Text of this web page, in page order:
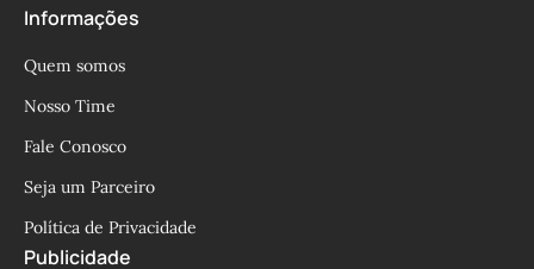
Informações
Quem somos
Nosso Time
Fale Conosco
Seja um Parceiro
Política de Privacidade
Publicidade